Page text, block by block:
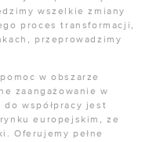
wszelkie zmiany
proces transformacji,
przeprowadzimy
w obszarze
zaangażowanie w
współpracy jest
europejskim, ze
Oferujemy pełne